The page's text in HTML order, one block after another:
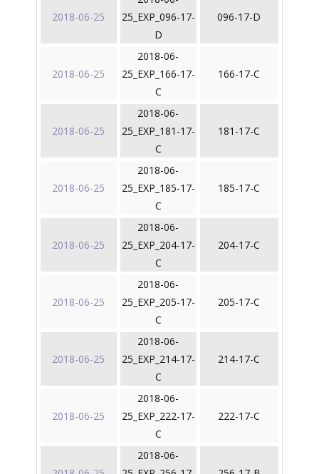
2018-06-25
25_EXP_096-17-
D
096-17-D
2018-06-25
2018-06-
25_EXP_166-17-
C
166-17-C
2018-06-25
2018-06-
25_EXP_181-17-
C
181-17-C
2018-06-25
2018-06-
25_EXP_185-17-
C
185-17-C
2018-06-25
2018-06-
25_EXP_204-17-
C
204-17-C
2018-06-25
2018-06-
25_EXP_205-17-
C
205-17-C
2018-06-25
2018-06-
25_EXP_214-17-
C
214-17-C
2018-06-25
2018-06-
25_EXP_222-17-
C
222-17-C
2018-06-